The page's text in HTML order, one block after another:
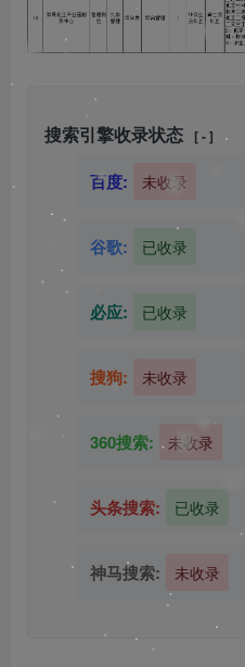
搜索引擎收录状态 [ - ]
百度: 未收录
谷歌: 已收录
必应: 已收录
搜狗: 未收录
360搜索: 未收录
头条搜索: 已收录
神马搜索: 未收录